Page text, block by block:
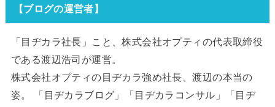
【ブログの運営者】
「目ヂカラ社長」こと、株式会社オプティの代表取締役
である渡辺浩司が運営。
株式会社オプティの目ヂカラ強め社長、渡辺の本当の
姿。 「目ヂカラブログ」「目ヂカラコンサル」「目ヂ